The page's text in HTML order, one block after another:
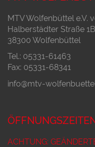
MTV Wolfenbüttel e.V.
Halberstädter Straße 1B
38300 Wolfenbüttel
Tel.: 05331-61463
Fax: 05331-68341
info@mtv-
ACHTUNG: